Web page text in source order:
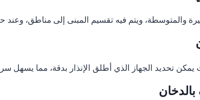
والمتوسطة، ويتم فيه تقسيم المبنى إلى مناطق،
تحديد الجهاز الذي أطلق الإنذار بدقة، مما يسهل